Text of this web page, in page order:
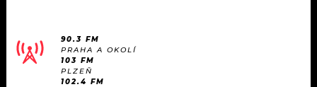
90.3 FM
PRAHA A OKOLÍ
103 FM
PLZEŇ
102.4 FM